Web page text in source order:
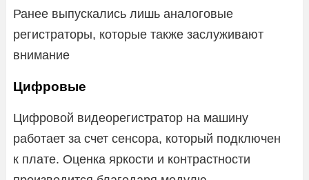
Ранее выпускались лишь аналоговые
регистраторы, которые также заслуживают
внимание
Цифровые
Цифровой видеорегистратор на машину
работает за счет сенсора, который подключен
к плате. Оценка яркости и контрастности